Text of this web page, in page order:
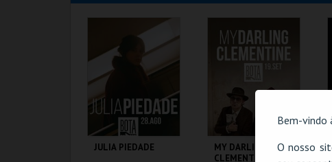
Bem-vindo
O nosso
JULIA PIEDADE
MY DARLING
CLEMENTINE